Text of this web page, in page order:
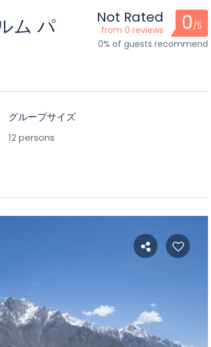
ム パ
Not Rated
from 0 reviews 0/5
0% of guests recommend
グループサイズ
12 persons